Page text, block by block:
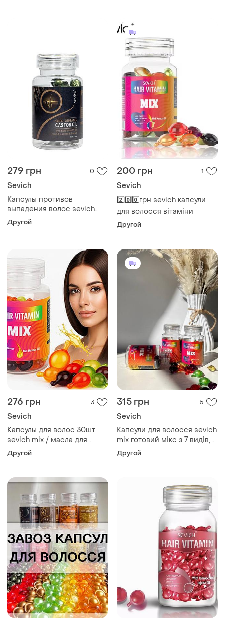
279 грн 0
Sevich
Капсулы противов
выпадения волос sevich
hair castrool oil с
касторовым маслом, 30 шт
Другой
200 грн 1
Sevich
2️⃣0️⃣0️⃣грн sevich капсули
для волосся вітаміни
Другой
276 грн 3
Sevich
Капсулы для волос 30шт
sevich mix / масла для
секущихся кончиков волос
/ капсулы для ухода за
волос
Другой
315 грн 5
Sevich
Капсули для волосся sevich
mix готовий мікс з 7 видів,
30 шт
Другой